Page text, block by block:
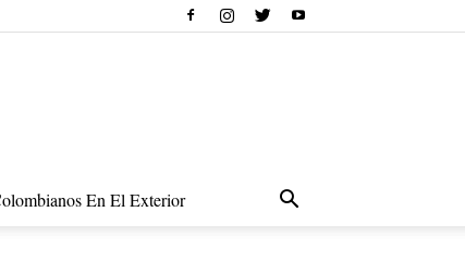
En El Exterior